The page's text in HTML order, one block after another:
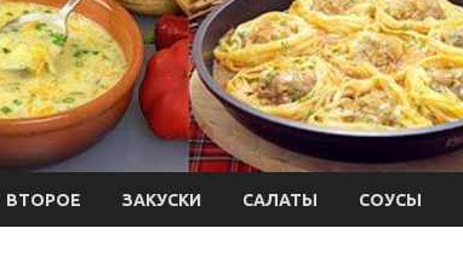
ВТОРОЕ ЗАКУСКИ САЛАТЫ СОУСЫ